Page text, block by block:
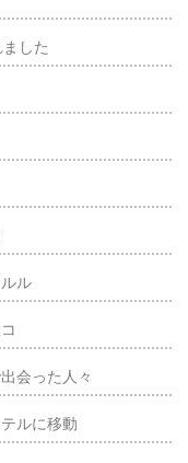
した
ル
会った人々
ルに移動